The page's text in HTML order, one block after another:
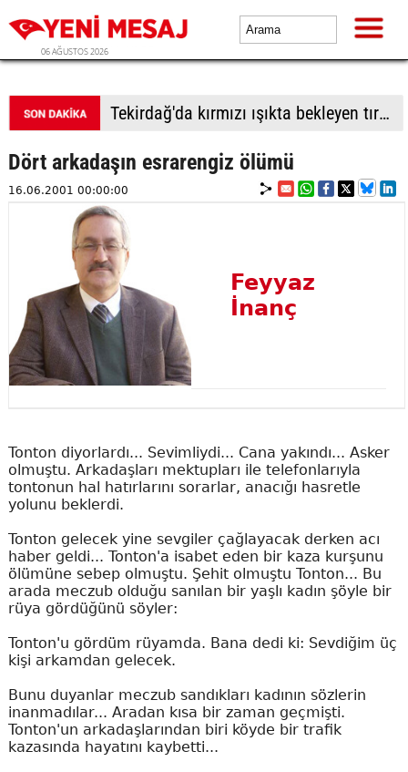
06 AĞUSTOS 2026
Tekirdağ'da kırmızı ışıkta bekleyen tıra çarptı
Dört arkadaşın esrarengiz ölümü
16.06.2001 00:00:00
Feyyaz
İnanç
Tonton diyorlardı... Sevimliydi... Cana yakındı... Asker
olmuştu. Arkadaşları mektupları ile telefonlarıyla
tontonun hal hatırlarını sorarlar, anacığı hasretle
yolunu beklerdi.
Tonton gelecek yine sevgiler çağlayacak derken acı
haber geldi... Tonton'a isabet eden bir kaza kurşunu
ölümüne sebep olmuştu. Şehit olmuştu Tonton... Bu
arada meczub olduğu sanılan bir yaşlı kadın şöyle bir
rüya gördüğünü söyler:
Tonton'u gördüm rüyamda. Bana dedi ki: Sevdiğim üç
kişi arkamdan gelecek.
Bunu duyanlar meczub sandıkları kadının sözlerin
inanmadılar... Aradan kısa bir zaman geçmişti.
Tonton'un arkadaşlarından biri köyde bir trafik
kazasında hayatını kaybetti...